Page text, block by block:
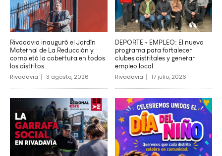
Rivadavia inauguró el Jardín
Maternal de La Reducción y
completó la cobertura en todos
los distritos
Rivadavia 3 agosto, 2026
DEPORTE + EMPLEO: El nuevo
programa para fortalecer
clubes distritales y generar
empleo local
Rivadavia 17 julio, 2026